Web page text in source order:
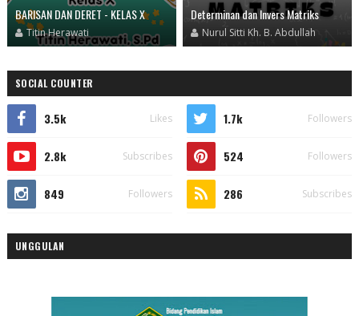
BARISAN DAN DERET - KELAS X
Titin Herawati
Determinan dan Invers Matriks
Nurul Sitti Kh. B. Abdullah
SOCIAL COUNTER
3.5k Likes 1.7k Followers
2.8k Subscribes 524 Followers
849 Followers 286 Subscribes
UNGGULAN